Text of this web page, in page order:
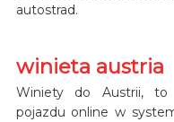
autostrad.
winieta austria
Winiety do Austrii, to
pojazdu online w